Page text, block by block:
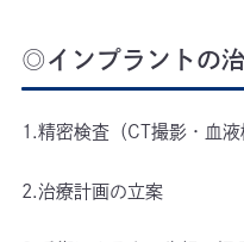
◎インプラントの
1.精密検査（CT撮影・血液
2.治療計画の立案